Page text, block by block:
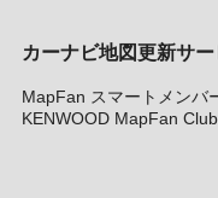
カーナビ地図更新サー
MapFan スマートメンバ
KENWOOD MapFan Club